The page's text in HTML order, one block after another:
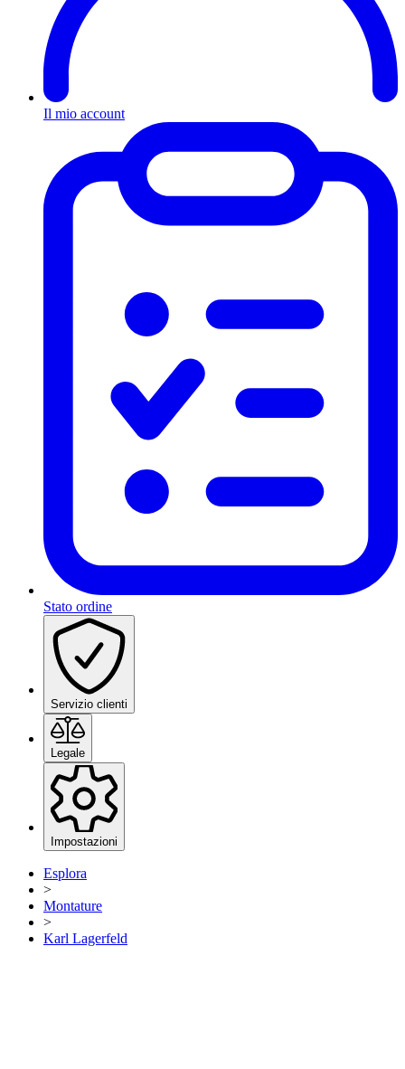
Il mio account
Stato ordine
Servizio clienti
Legale
Impostazioni
Esplora
>
Montature
>
Karl Lagerfeld